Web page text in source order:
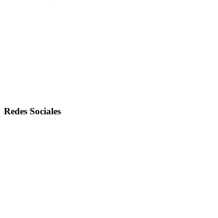
Redes Sociales